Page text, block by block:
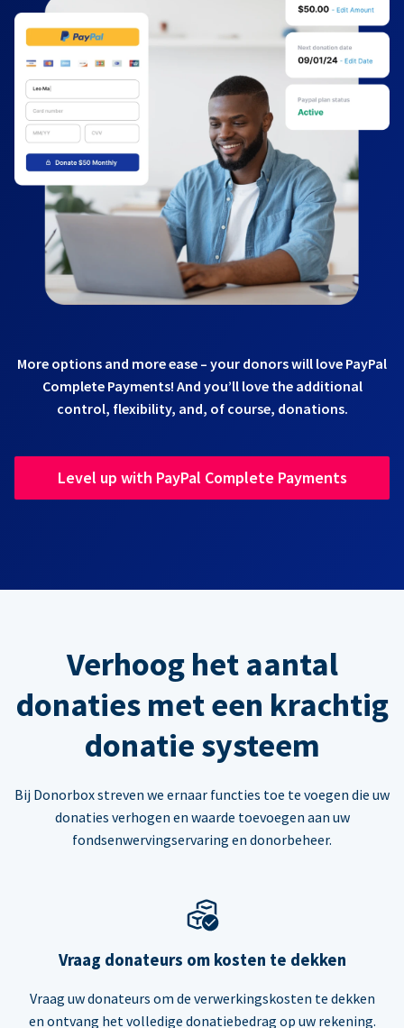
More options and more ease – your donors will love PayPal
Complete Payments! And you’ll love the additional
control, flexibility, and, of course, donations.
Level up with PayPal Complete Payments
Verhoog het aantal
donaties met een krachtig
donatie systeem
Bij Donorbox streven we ernaar functies toe te voegen die uw
donaties verhogen en waarde toevoegen aan uw
fondsenwervingservaring en donorbeheer.
Vraag donateurs om kosten te dekken
Vraag uw donateurs om de verwerkingskosten te dekken
en ontvang het volledige donatiebedrag op uw rekening.